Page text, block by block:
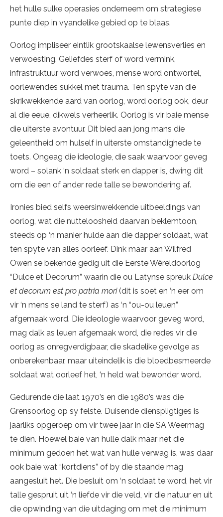
het hulle sulke operasies onderneem om strategiese
punte diep in vyandelike gebied op te blaas.
Oorlog impliseer eintlik grootskaalse lewensverlies en
verwoesting. Geliefdes sterf of word vermink,
infrastruktuur word verwoes, mense word ontwortel,
oorlewendes sukkel met trauma. Ten spyte van die
skrikwekkende aard van oorlog, word oorlog ook, deur
al die eeue, dikwels verheerlik. Oorlog is vir baie mense
die uiterste avontuur. Dit bied aan jong mans die
geleentheid om hulself in uiterste omstandighede te
toets. Ongeag die ideologie, die saak waarvoor geveg
word – solank ‘n soldaat sterk en dapper is, dwing dit
om die een of ander rede talle se bewondering af.
Ironies bied selfs weersinwekkende uitbeeldings van
oorlog, wat die nutteloosheid daarvan beklemtoon,
steeds op ‘n manier hulde aan die dapper soldaat, wat
ten spyte van alles oorleef. Dink maar aan Wilfred
Owen se bekende gedig uit die Eerste Wêreldoorlog
“Dulce et Decorum” waarin die ou Latynse spreuk Dulce
et decorum est pro patria mori(dit is soet en ‘n eer om
vir ‘n mens se land te sterf) as ‘n “ou-ou leuen”
afgemaak word. Die ideologie waarvoor geveg word,
mag dalk as leuen afgemaak word, die redes vir die
oorlog as onregverdigbaar, die skadelike gevolge as
onberekenbaar, maar uiteindelik is die bloedbesmeerde
soldaat wat oorleef het, ‘n held wat bewonder word.
Gedurende die laat 1970’s en die 1980’s was die
Grensoorlog op sy felste. Duisende dienspligtiges is
jaarliks opgeroep om vir twee jaar in die SA Weermag
te dien. Hoewel baie van hulle dalk maar net die
minimum gedoen het wat van hulle verwag is, was daar
ook baie wat “kortdiens” of by die staande mag
aangesluit het. Die besluit om ‘n soldaat te word, het vir
talle gespruit uit ‘n liefde vir die veld, vir die natuur en uit
die opwinding van die uitdaging om met die minimum